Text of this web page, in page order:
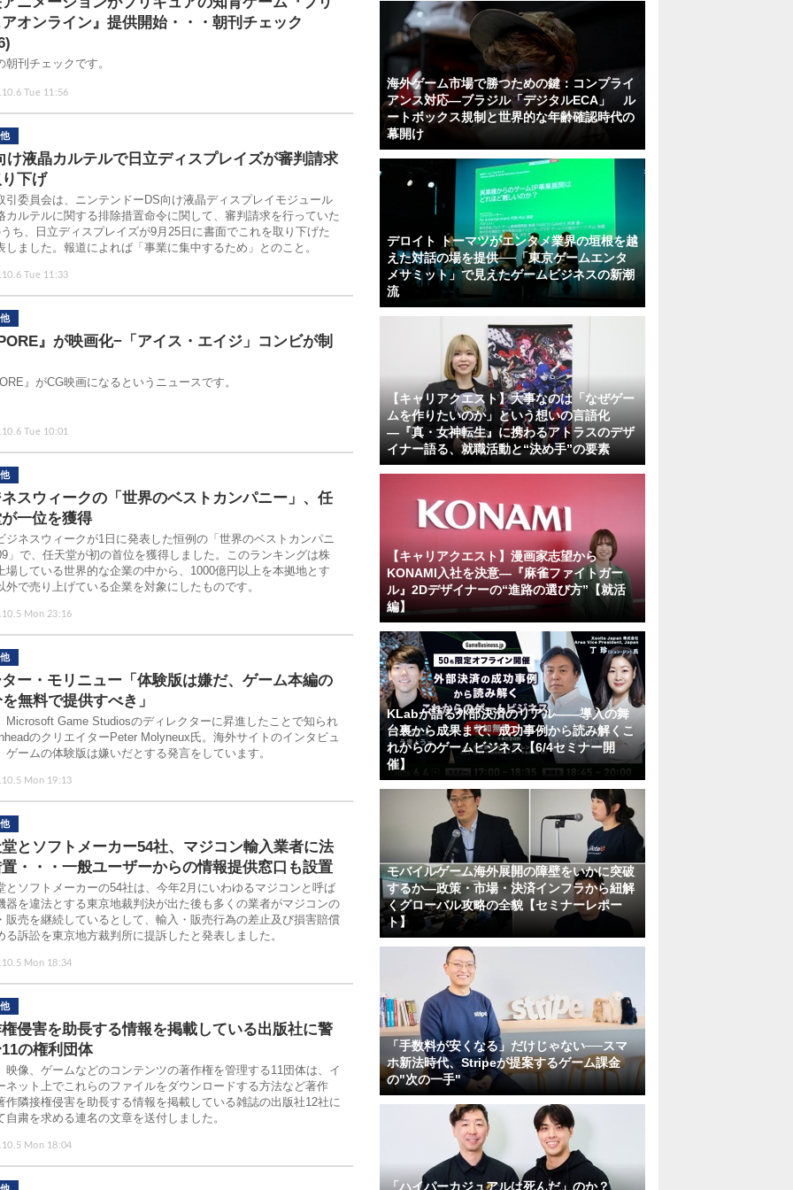
Tue 11:56
オンライン』提供開始・・・朝刊チェック
朝刊チェックです。
Tue 11:33
け液晶カルテルで日立ディスプレイズが審判請求
下げ
引委員会は、ニンテンドーDS向け液晶ディスプレイモジュール
カルテルに関する排除措置命令に関して、審判請求を行っていた
ち、日立ディスプレイズが9月25日に書面でこれを取り下げた
しました。報道によれば「事業に集中するため」とのこと。
Tue 10:01
』が映画化−「アイス・エイジ」コンビが制
』がCG映画になるというニュースです。
Mon 23:16
スウィークの「世界のベストカンパニー」、任
一位を獲得
ジネスウィークが1日に発表した恒例の「世界のベストカンパニ
」で、任天堂が初の首位を獲得しました。このランキングは株
場している世界的な企業の中から、1000億円以上を本拠地とす
外で売り上げている企業を対象にしたものです。
Mon 19:13
ー・モリニュー「体験版は嫌だ、ゲーム本編の
無料で提供すべき」
Microsoft Game Studiosのディレクターに昇進したことで知られ
のクリエイターPeter Molyneux氏。海外サイトのインタビュ
ゲームの体験版は嫌いだとする発言をしています。
Mon 18:34
とソフトメーカー54社、マジコン輸入業者に法
・・・一般ユーザーからの情報提供窓口も設置
とソフトメーカーの54社は、今年2月にいわゆるマジコンと呼ば
器を違法とする東京地裁判決が出た後も多くの業者がマジコンの
販売を継続しているとして、輸入・販売行為の差止及び損害賠償
る訴訟を東京地方裁判所に提訴したと発表しました。
Mon 18:04
侵害を助長する情報を掲載している出版社に警
の権利団体
映像、ゲームなどのコンテンツの著作権を管理する11団体は、イ
ネット上でこれらのファイルをダウンロードする方法など著作
作隣接権侵害を助長する情報を掲載している雑誌の出版社12社に
自粛を求める連名の文章を送付しました。
海外ゲーム市場で勝つための鍵：コンプライ
アンス対応—ブラジル「デジタルECA」 ル
ートボックス規制と世界的な年齢確認時代の
幕開け
デロイト トーマツがエンタメ業界の垣根を越
えた対話の場を提供──「東京ゲームエンタ
メサミット」で見えたゲームビジネスの新潮
流
【キャリアクエスト】大事なのは「なぜゲー
ムを作りたいのか」という想いの言語化
―『真・女神転生』に携わるアトラスのデザ
イナー語る、就職活動と“決め手”の要素
【キャリアクエスト】漫画家志望から
KONAMI入社を決意―『麻雀ファイトガー
ル』2Dデザイナーの“進路の選び方”【就活
編】
KLabが語る外部決済のリアル――導入の舞
台裏から成果まで、成功事例から読み解くこ
れからのゲームビジネス【6/4セミナー開
催】
モバイルゲーム海外展開の障壁をいかに突破
するか―政策・市場・決済インフラから紐解
くグローバル攻略の全貌【セミナーレポー
ト】
「手数料が安くなる」だけじゃない──スマ
ホ新法時代、Stripeが提案するゲーム課金
の"次の一手"
「ハイパーカジュアルは死んだ」のか？